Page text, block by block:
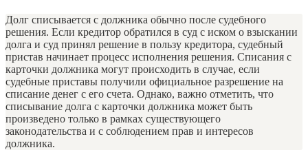
Долг списывается с должника обычно после судебного
решения. Если кредитор обратился в суд с иском о взыскании
долга и суд принял решение в пользу кредитора, судебный
пристав начинает процесс исполнения решения. Списания с
карточки должника могут происходить в случае, если
судебные приставы получили официальное разрешение на
списание денег с его счета. Однако, важно отметить, что
списывание долга с карточки должника может быть
произведено только в рамках существующего
законодательства и с соблюдением прав и интересов
должника.